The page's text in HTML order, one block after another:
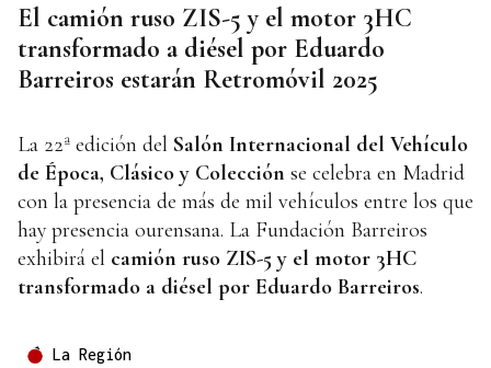
El camión ruso ZIS-5 y el motor 3HC
transformado a diésel por Eduardo
Barreiros estarán Retromóvil 2025
La 22ª edición del Salón Internacional del Vehículo
de Época, Clásico y Colección se celebra en Madrid
con la presencia de más de mil vehículos entre los que
hay presencia ourensana. La Fundación Barreiros
exhibirá el camión ruso ZIS-5 y el motor 3HC
transformado a diésel por Eduardo Barreiros.
La Región